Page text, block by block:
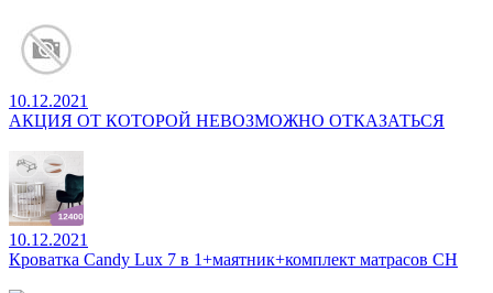
10.12.2021
АКЦИЯ ОТ КОТОРОЙ НЕВОЗМОЖНО ОТКАЗАТЬСЯ
10.12.2021
Кроватка Candy Lux 7 в 1+маятник+комплект матрасов CH